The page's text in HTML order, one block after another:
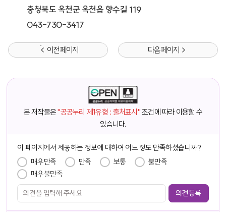
충청북도 옥천군 옥천읍 향수길 119
043-730-3417
이전 페이지 다음 페이지
본 저작물은"공공누리 제1유형 : 출처표시"조건에 따라 이용할 수
있습니다.
이 페이지에서 제공하는 정보에 대하여 어느 정도 만족하셨습니까?
매우만족 만족 보통
불만족
매우불만족